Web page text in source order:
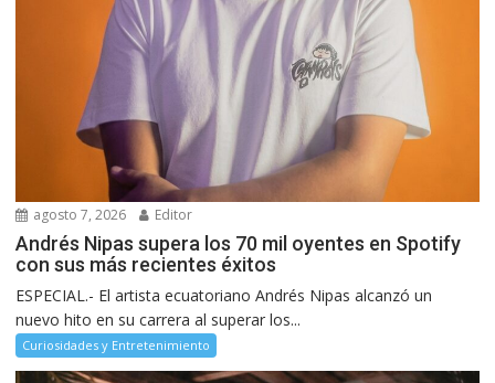
agosto 7, 2026 Editor
Andrés Nipas supera los 70 mil oyentes en Spotify
con sus más recientes éxitos
ESPECIAL.- El artista ecuatoriano Andrés Nipas alcanzó un
nuevo hito en su carrera al superar los...
Curiosidades y Entretenimiento